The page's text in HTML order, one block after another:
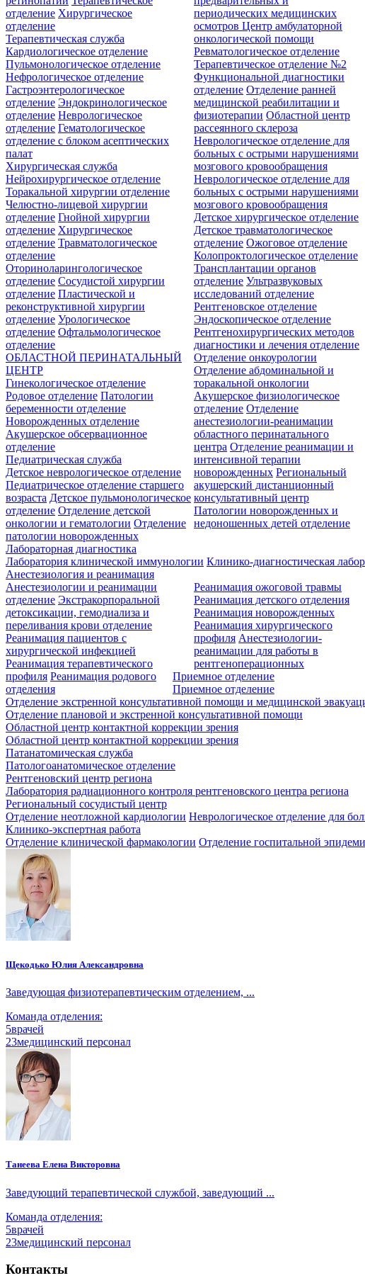
отделение Хирургическое
отделение
периодических медицинских
осмотровЦентр амбулаторной
онкологической помощи
Терапевтическая служба
Кардиологическое отделение
Пульмонологическое отделение
Нефрологическое отделение
Гастроэнтерологическое
отделение Эндокринологическое
отделение Неврологическое
отделение Гематологическое
отделение c блоком асептических
палат
Ревматологическое отделение
Терапевтическое отделение №2
Функциональной диагностики
отделение Отделение ранней
медицинской реабилитации и
физиотерапии Областной центр
рассеянного склероза
Неврологическое отделение для
больных с острыми нарушениями
мозгового кровообращения
Неврологическое отделение для
больных с острыми нарушениями
мозгового кровообращения
Хирургическая служба
Нейрохирургическое отделение
Торакальной хирургии отделение
Челюстно-лицевой хирургии
отделение Гнойной хирургии
отделение Хирургическое
отделение Травматологическое
отделение
Оториноларингологическое
отделение Сосудистой хирургии
отделение Пластической и
реконструктивной хирургии
отделение Урологическое
отделение Офтальмологическое
отделение
Детское хирургическое отделение
Детское травматологическое
отделение Ожоговое отделение
Колопроктологическое отделение
Трансплантации органов
отделение Ультразвуковых
исследований отделение
Рентгеновское отделение
Эндоскопическое отделение
Рентгенохирургических методов
диагностики и лечения отделение
Отделение онкоурологии
Отделение абдоминальной и
торакальной онкологии
ОБЛАСТНОЙ ПЕРИНАТАЛЬНЫЙ
ЦЕНТР
Гинекологическое отделение
Родовое отделение Патологии
беременности отделение
Новорожденных отделение
Акушерское обсервационное
отделение
Акушерское физиологическое
отделение Отделение
анестезиологии-реанимации
областного перинатального
центра Отделение реанимации и
интенсивной терапии
новорожденных Региональный
акушерский дистанционный
консультативный центр
Патологии новорожденных и
недоношенных детей отделение
Педиатрическая служба
Детское неврологическое отделение
Педиатрическое отделение старшего
возраста Детское пульмонологическое
отделение Отделение детской
онкологии и гематологии Отделение
патологии новорожденных
Лабораторная диагностика
Лаборатория клинической иммунологии Клинико-диагностическая
Анестезиология и реанимация
Анестезиологии и реанимации
отделение Экстракорпоральной
детоксикации, гемодиализа и
переливания крови отделение
Реанимация пациентов с
хирургической инфекцией
Реанимация терапевтического
профиля Реанимация родового
отделения
Реанимация ожоговой травмы
Реанимация детского отделения
Реанимация новорожденных
Реанимация хирургического
профиля Анестезиологии-
реанимации для работы в
рентгеноперационных
Приемное отделение
Приемное отделение
Отделение экстренной консультативной помощи и медицинской
Отделение плановой и экстренной консультативной помощи
Областной центр контактной коррекции зрения
Областной центр контактной коррекции зрения
Патанатомическая служба
Патологоанатомическое отделение
Рентгеновский центр региона
Лаборатория радиационного контроля рентгеновского центра региона
Региональный сосудистый центр
Отделение неотложной кардиологии Неврологическое отделение для
Клинико-экспертная работа
Отделение клинической фармакологии Отделение госпитальной
Щекодько Юлия Александровна
Заведующая физиотерапевтическим отделением, ...
Команда отделения:
5врачей
23медицинский персонал
Танеева Елена Викторовна
Заведующий терапевтической службой, заведующий ...
Команда отделения:
5врачей
23медицинский персонал
Контакты